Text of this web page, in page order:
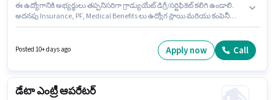
ఈ ఉద్యోగానికి అభ్యర్థులు తప్పనిసరిగా గ్రాడ్యుయేట్ డిగ్రీ/సర్టిఫికెట్ కలిగి ఉండాలి.
అదనపు Insurance, PF, Medical Benefits లు ఉద్యోగ స్థాయి మరియు కంపెనీ
Tally, Taxation - VAT & Sales Tax, TDS వంటి నైపుణ్యాలు ఉండాలి. ఈ ఉద్యోగం 1
- 6+ ఏళ్లు సంవత్సరాల అనుభవం ఉన్న వారికి కోసం అనుకూలంగా ఉంటుంది. మీరు
Posted 10+ days ago Apply now Call
డేటా ఎంట్రీ ఆపరేటర్